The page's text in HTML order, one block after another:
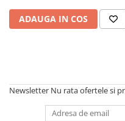
ADAUGA IN COS
Newsletter Nu rata ofertele si